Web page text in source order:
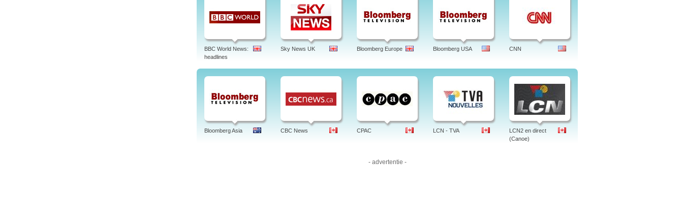
Tags: record news, ao vivo, es, online, programação, sai do ar, parabólica, hd, bahia, sc, rural, record news, brasil, português.
BBC World News:
headlines
Sky News UK Bloomberg Europe Bloomberg USA CNN
Bloomberg Asia CBC News CPAC LCN - TVA
LCN2 en direct
(Canoe)
- advertentie -